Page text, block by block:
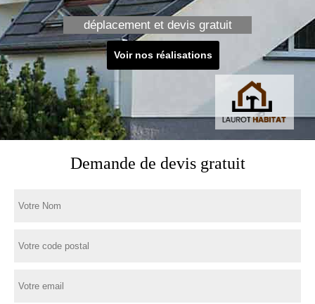
déplacement et devis gratuit
Voir nos réalisations
Demande de devis gratuit